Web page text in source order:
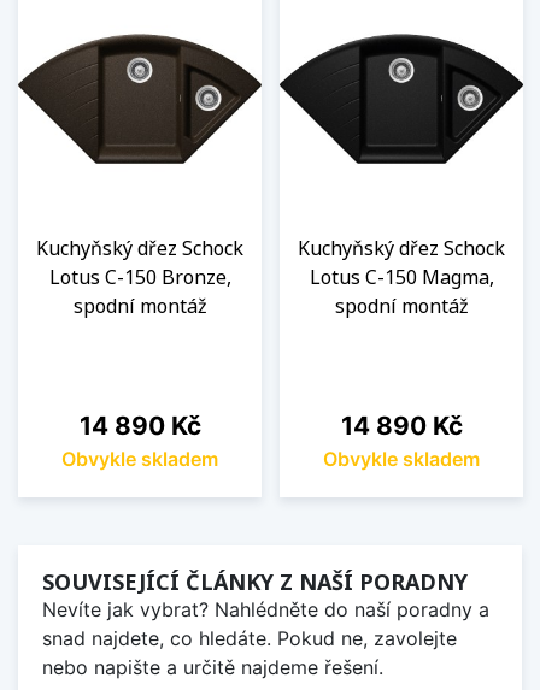
Kuchyňský dřez Schock
Lotus C-150 Bronze,
spodní montáž
Cena
14 890 Kč
Obvykle skladem
Kuchyňský dřez Schock
Lotus C-150 Magma,
spodní montáž
Cena
14 890 Kč
Obvykle skladem
SOUVISEJÍCÍ ČLÁNKY Z NAŠÍ PORADNY
Nevíte jak vybrat? Nahlédněte do naší poradny a
snad najdete, co hledáte. Pokud ne, zavolejte
nebo napište a určitě najdeme řešení.